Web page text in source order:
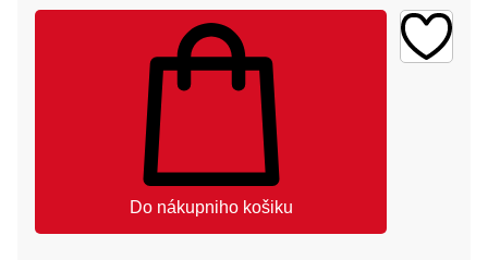
Do nákupniho košiku